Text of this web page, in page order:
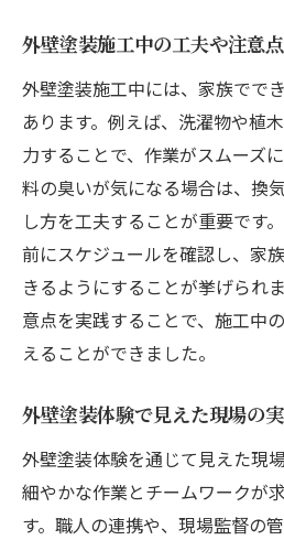
外壁塗装施工中の工夫や注意
外壁塗装施工中には、家族でで
あります。例えば、洗濯物や植
力することで、作業がスムーズ
料の臭いが気になる場合は、換
し方を工夫することが重要です
前にスケジュールを確認し、家
きるようにすることが挙げられ
意点を実践することで、施工中
えることができました。
外壁塗装体験で見えた現場の
外壁塗装体験を通じて見えた現
細やかな作業とチームワークが
す。職人の連携や、現場監督の